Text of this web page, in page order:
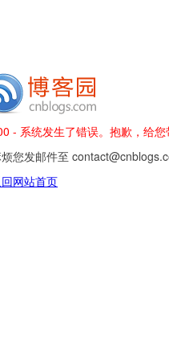
- 系统发生了错误。抱歉，给
您发邮件至
网站首页